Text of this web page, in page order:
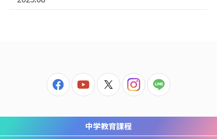
中学教育課程